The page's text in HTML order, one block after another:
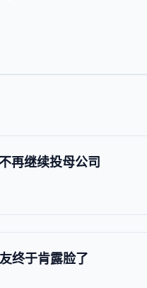
再继续投母公司
终于肯露脸了